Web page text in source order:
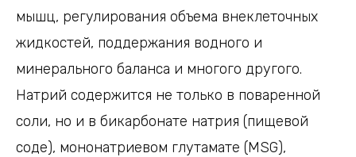
мышц, регулирования объема внеклеточных
жидкостей, поддержания водного и
минерального баланса и многого другого.
Натрий содержится не только в поваренной
соли, но и в бикарбонате натрия (пищевой
соде), мононатриевом глутамате (MSG),